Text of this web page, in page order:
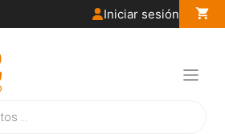
Iniciar sesión